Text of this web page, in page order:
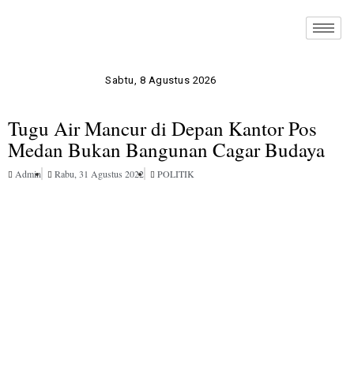
Sabtu, 8 Agustus 2026
Tugu Air Mancur di Depan Kantor Pos
Medan Bukan Bangunan Cagar Budaya
Admin Rabu, 31 Agustus 2022 POLITIK